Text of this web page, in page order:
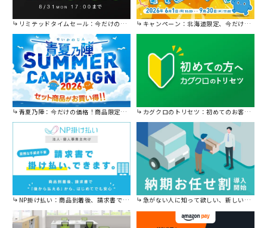
リミテッドタイムセール：今だけの限定セール。 キャンペーン：北海道限定、今だけ送料無料！
青夏乃陣：今だけの価格！商品限定セール開催中です。 カグクロのトリセツ：初めてのお客様はこちら。
NP掛け払い：商品到着後、請求書で後から払えます。 急がない人に知って欲しい、新しい割引を始めました。